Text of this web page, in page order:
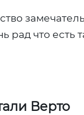
рад что есть
Верто